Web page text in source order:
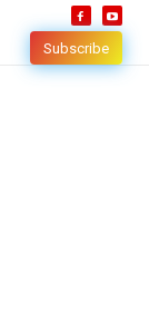
Subscribe